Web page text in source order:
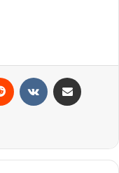
kemasan, lalu
seperti pisang,
kacang
protein dan
karbohidrat
kenyang lebih